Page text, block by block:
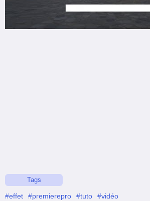
Tags
#effet #premierepro #tuto #vidéo